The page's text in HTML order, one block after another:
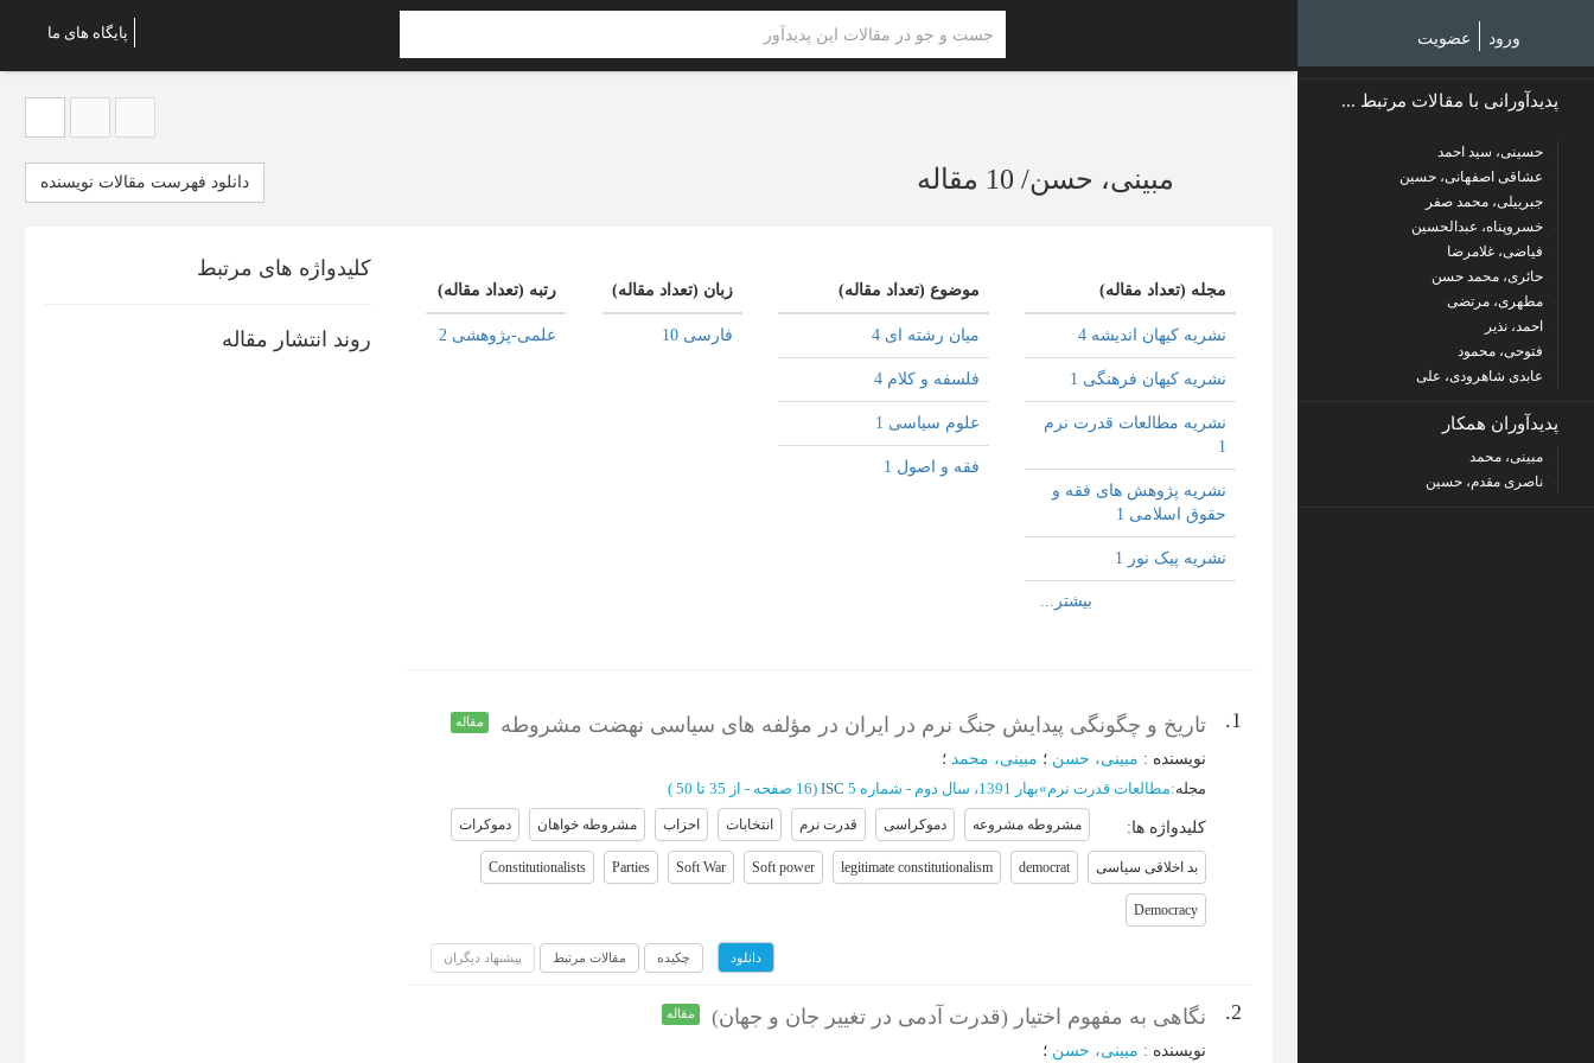
پایگاه های ما ورود عضویت
پدیدآورانی با مقالات مرتبط ...
حسینی، سید احمد
عشاقی اصفهانی، حسین
جبرییلی، محمد صفر
خسروپناه، عبدالحسین
فیاضی، غلامرضا
حائری، محمد حسن
مطهری، مرتضی
احمد، نذیر
فتوحی، محمود
عابدی شاهرودی، علی
پدیدآوران همکار
مبینی، محمد
ناصری مقدم، حسین
مبینی، حسن/ 10 مقاله دانلود فهرست مقالات نویسنده
مجله (تعداد مقاله)
نشریه کیهان اندیشه 4
نشریه کیهان فرهنگی 1
نشریه مطالعات قدرت نرم
1
نشریه پژوهش های فقه و
حقوق اسلامی 1
نشریه پیک نور 1
موضوع (تعداد مقاله)
میان رشته ای 4
فلسفه و کلام 4
علوم سیاسی 1
فقه و اصول 1
زبان (تعداد مقاله)
فارسی 10
رتبه (تعداد مقاله)
علمی-پژوهشی 2
1. تاریخ و چگونگی پیدایش جنگ نرم در ایران در مؤلفه های سیاسی نهضت مشروطه مقاله
نویسنده : مبینی، حسن ؛ مبینی، محمد ؛
مجله:مطالعات قدرت نرم»بهار 1391، سال دوم - شماره 5 ISC (‎16 صفحه - از 35 تا 50 )
کلیدواژه ها: مشروطه مشروعه دموکراسی قدرت نرم انتخابات احزاب مشروطه خواهان دموکرات
بد اخلاقی سیاسی democrat
legitimate constitutionalism
Soft power
Soft War
Parties
Constitutionalists
Democracy
دانلود چکیده مقالات مرتبط پیشنهاد دیگران
2. نگاهی به مفهوم اختیار (قدرت آدمی در تغییر جان و جهان) مقاله
نویسنده : مبینی، حسن ؛
کلیدواژه های مرتبط
روند انتشار مقاله